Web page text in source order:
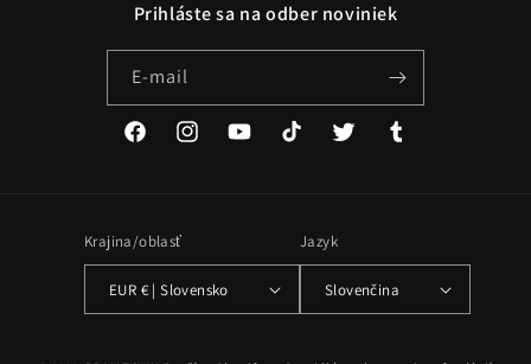
Prihláste sa na odber noviniek
E-mail
FacebookInstagramYouTubeTikTok Twitter Tumblr
Krajina/oblasť
EUR € | Slovensko
Jazyk
Slovenčina